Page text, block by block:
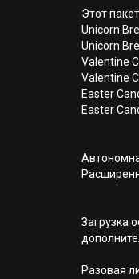
Этот
Unicorn
Unicorn
Valentine
Valentine
Easter
Easter
Загрузка
Разовая